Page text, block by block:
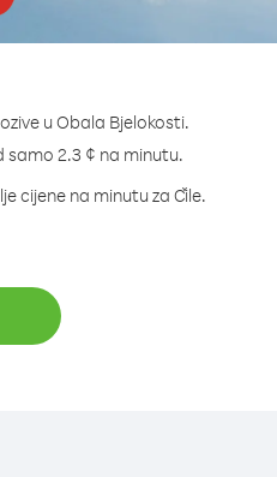
u Obala Bjelokosti.
samo 2.3 ¢ na minutu.
cijene na minutu za Čile.